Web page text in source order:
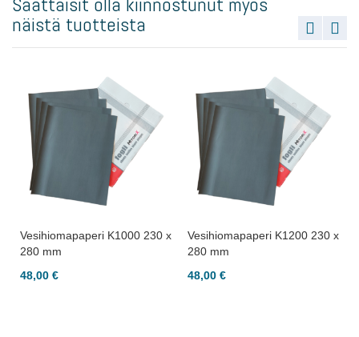
näistä tuotteista
Vesihiomapaperi K1000 230 x
280 mm
48,00 €
Vesihiomapaperi K1200 230 x
280 mm
48,00 €